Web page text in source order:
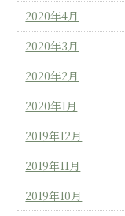
2020年4月
2020年3月
2020年2月
2020年1月
2019年12月
2019年11月
2019年10月